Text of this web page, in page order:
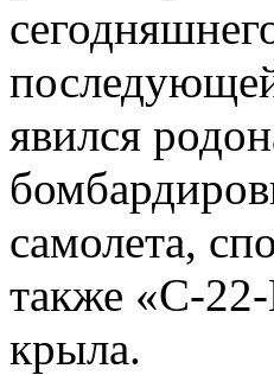
явился
самолета,
также «С-
крыла.